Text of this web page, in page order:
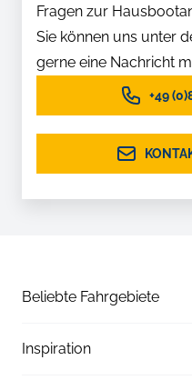
Fragen zur
Sie können uns unter
gerne eine Nachricht
+49
Beliebte Fahrgebiete
Inspiration